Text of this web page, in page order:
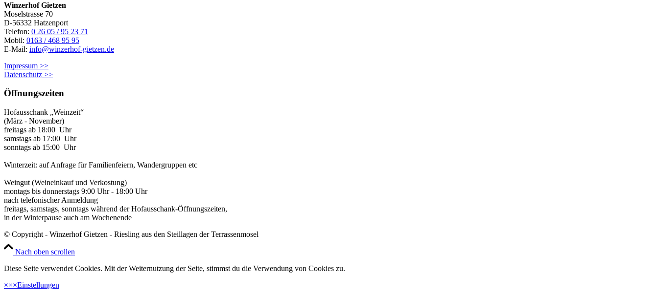
Winzerhof Gietzen
Moselstrasse 70
D-56332 Hatzenport
Telefon: 0 26 05 / 95 23 71
Mobil: 0163 / 468 95 95
E-Mail: info@winzerhof-gietzen.de
Impressum >>
Datenschutz >>
Öffnungszeiten
Hofausschank „Weinzeit“
(März - November)
freitags ab 18:00 Uhr
samstags ab 17:00 Uhr
sonntags ab 15:00 Uhr
Winterzeit: auf Anfrage für Familienfeiern, Wandergruppen etc
Weingut (Weineinkauf und Verkostung)
montags bis donnerstags 9:00 Uhr - 18:00 Uhr
nach telefonischer Anmeldung
freitags, samstags, sonntags während der Hofausschank-Öffnungszeiten,
in der Winterpause auch am Wochenende
© Copyright - Winzerhof Gietzen - Riesling aus den Steillagen der Terrassenmosel
Nach oben scrollen
Diese Seite verwendet Cookies. Mit der Weiternutzung der Seite, stimmst du die Verwendung von Cookies zu.
×××Einstellungen